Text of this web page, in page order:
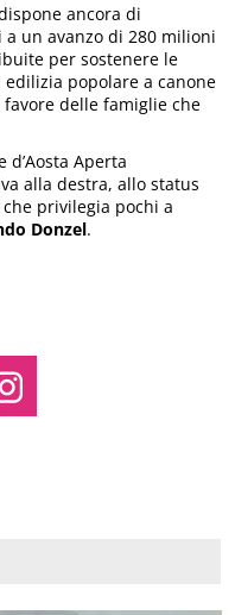
ancora di
un avanzo di 280 milioni
per sostenere le
popolare a canone
delle famiglie che
Aperta
alla destra, allo status
privilegia pochi a
Donzel.